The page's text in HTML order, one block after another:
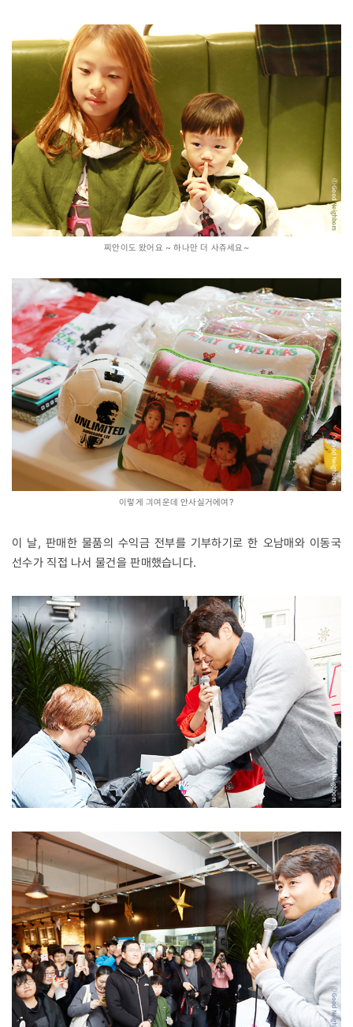
찌안이도 왔어요 ~ 하나만 더 사쥬세요~
이렇게 긔여운데 안사실거에여?
이 날, 판매한 물품의 수익금 전부를 기부하기로 한 오남매와 이동국
선수가 직접 나서 물건을 판매했습니다.